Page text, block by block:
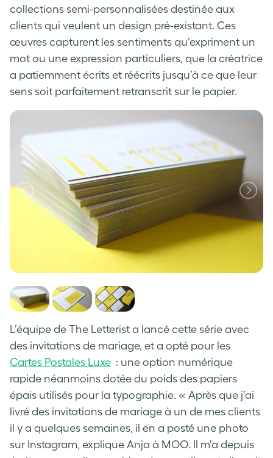
collections semi-personnalisées destinée aux
clients qui veulent un design pré-existant. Ces
œuvres capturent les sentiments qu’expriment un
mot ou une expression particuliers, que la créatrice
a patiemment écrits et réécrits jusqu’à ce que leur
sens soit parfaitement retranscrit sur le papier.
L’équipe de The Letterist a lancé cette série avec
des invitations de mariage, et a opté pour les
Cartes Postales Luxe : une option numérique
rapide néanmoins dotée du poids des papiers
épais utilisés pour la typographie. « Après que j’ai
livré des invitations de mariage à un de mes clients
il y a quelques semaines, il en a posté une photo
sur Instagram, explique Anja à MOO. Il m’a depuis